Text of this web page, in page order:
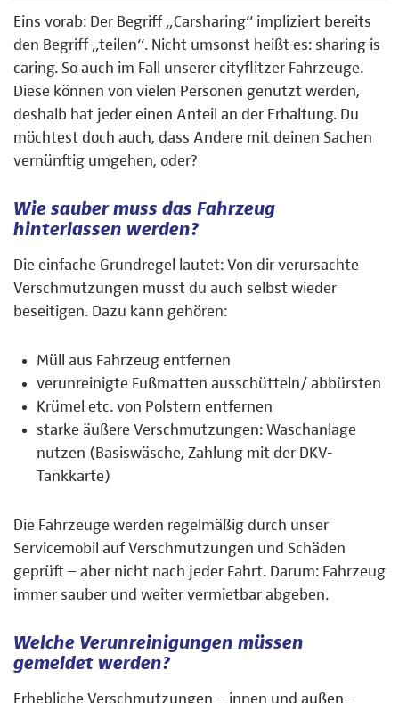
Eins vorab: Der Begriff „Carsharing“ impliziert bereits
den Begriff „teilen“. Nicht umsonst heißt es: sharing is
caring. So auch im Fall unserer cityflitzer Fahrzeuge.
Diese können von vielen Personen genutzt werden,
deshalb hat jeder einen Anteil an der Erhaltung. Du
möchtest doch auch, dass Andere mit deinen Sachen
vernünftig umgehen, oder?
Wie sauber muss das Fahrzeug
hinterlassen werden?
Die einfache Grundregel lautet: Von dir verursachte
Verschmutzungen musst du auch selbst wieder
beseitigen. Dazu kann gehören:
Müll aus Fahrzeug entfernen
verunreinigte Fußmatten ausschütteln/ abbürsten
Krümel etc. von Polstern entfernen
starke äußere Verschmutzungen: Waschanlage
nutzen (Basiswäsche, Zahlung mit der DKV-
Tankkarte)
Die Fahrzeuge werden regelmäßig durch unser
Servicemobil auf Verschmutzungen und Schäden
geprüft – aber nicht nach jeder Fahrt. Darum: Fahrzeug
immer sauber und weiter vermietbar abgeben.
Welche Verunreinigungen müssen
gemeldet werden?
Erhebliche Verschmutzungen – innen und außen –